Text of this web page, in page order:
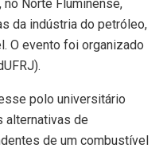
Norte Fluminense,
da indústria do petróleo,
O evento foi organizado
polo universitário
alternativas de
de um combustível